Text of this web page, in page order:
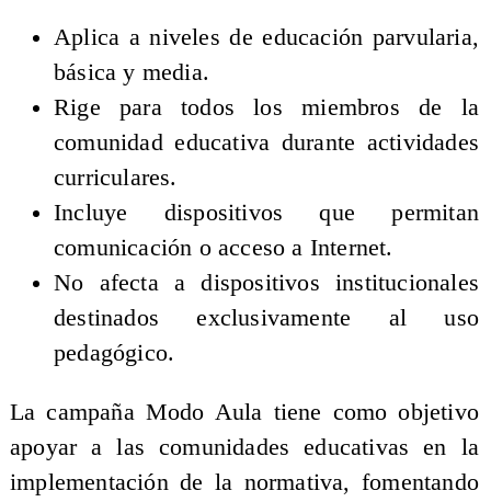
Aplica a niveles de educación parvularia,
básica y media.
Rige para todos los miembros de la
comunidad educativa durante actividades
curriculares.
Incluye dispositivos que permitan
comunicación o acceso a Internet.
No afecta a dispositivos institucionales
destinados exclusivamente al uso
pedagógico.
La campaña Modo Aula tiene como objetivo
apoyar a las comunidades educativas en la
implementación de la normativa, fomentando